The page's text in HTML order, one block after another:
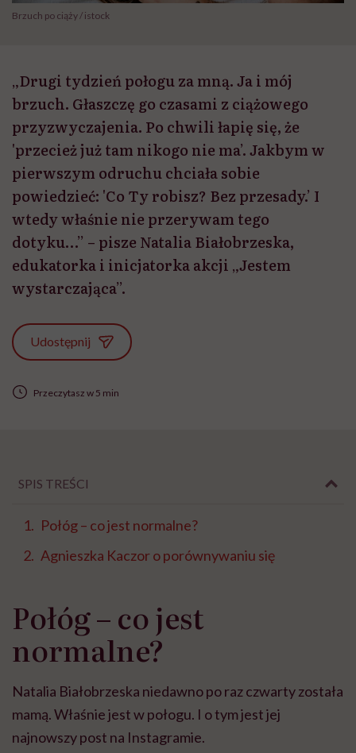
Brzuch po ciąży / istock
„Drugi tydzień połogu za mną. Ja i mój
brzuch. Głaszczę go czasami z ciążowego
przyzwyczajenia. Po chwili łapię się, że
'przecież już tam nikogo nie ma’. Jakbym w
pierwszym odruchu chciała sobie
powiedzieć: 'Co Ty robisz? Bez przesady.’ I
wtedy właśnie nie przerywam tego
dotyku…” – pisze Natalia Białobrzeska,
edukatorka i inicjatorka akcji „Jestem
wystarczająca”.
Udostępnij
Przeczytasz w 5 min
SPIS TREŚCI
Połóg – co jest normalne?
Agnieszka Kaczor o porównywaniu się
Połóg – co jest
normalne?
Natalia Białobrzeska niedawno po raz czwarty została
mamą. Właśnie jest w połogu. I o tym jest jej
najnowszy post na Instagramie.